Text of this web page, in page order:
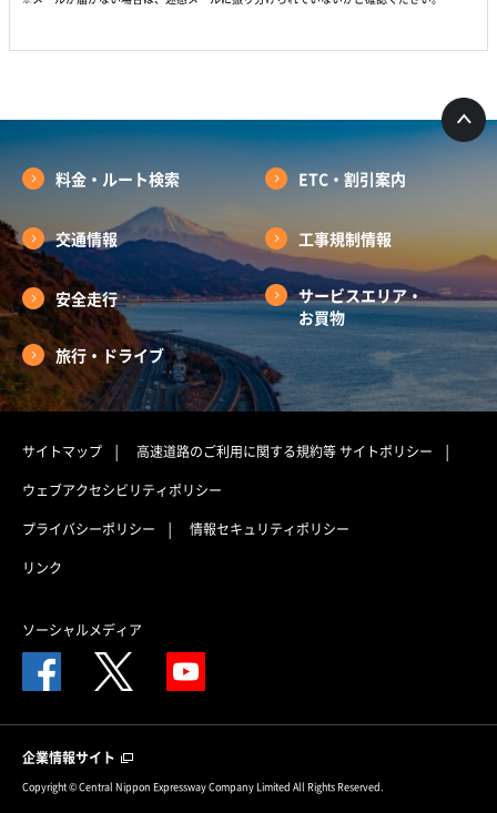
料金・ルート検索 ETC・割引案内
交通情報 工事規制情報
安全走行
サービスエリア・
お買物
旅行・ドライブ
サイトマップ 高速道路のご利用に関する規約等サイトポリシー
ウェブアクセシビリティポリシー
プライバシーポリシー
情報セキュリティポリシー
リンク
ソーシャルメディア
企業情報サイト
Copyright © Central Nippon Expressway Company Limited All Rights Reserved.